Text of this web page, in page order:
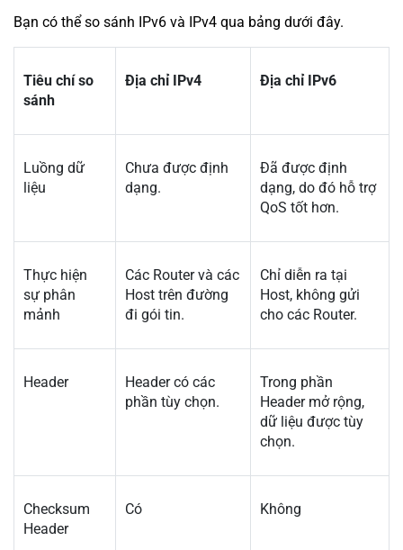
Bạn có thể so sánh IPv6 và IPv4 qua bảng dưới đây.
Tiêu chí so
sánh
Địa chỉ IPv4 Địa chỉ IPv6
Luồng dữ
liệu
Chưa được định
dạng.
Đã được định
dạng, do đó hỗ trợ
QoS tốt hơn.
Thực hiện
sự phân
mảnh
Các Router và các
Host trên đường
đi gói tin.
Chỉ diễn ra tại
Host, không gửi
cho các Router.
Header
Header có các
phần tùy chọn.
Trong phần
Header mở rộng,
dữ liệu được tùy
chọn.
Checksum
Header
Có Không